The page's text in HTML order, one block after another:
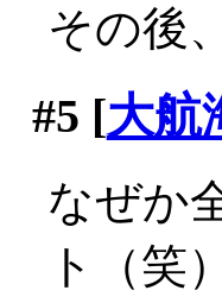
その後
#5 [大航
なぜか
ト（笑）